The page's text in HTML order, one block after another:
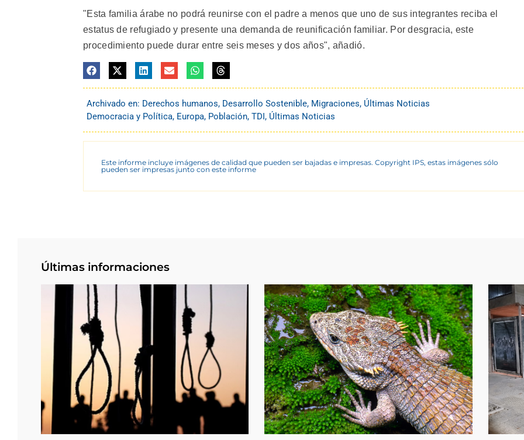
"Esta familia árabe no podrá reunirse con el padre a menos que uno de sus integrantes reciba el
estatus de refugiado y presente una demanda de reunificación familiar. Por desgracia, este
procedimiento puede durar entre seis meses y dos años", añadió.
Archivado en: Derechos humanos, Desarrollo Sostenible, Migraciones, Últimas Noticias
Democracia y Política, Europa, Población, TDI, Últimas Noticias
Este informe incluye imágenes de calidad que pueden ser bajadas e impresas. Copyright IPS, estas imágenes sólo
pueden ser impresas junto con este informe
Últimas informaciones